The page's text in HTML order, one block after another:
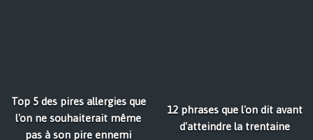
Top 5 des pires allergies que
l'on ne souhaiterait même
pas à son pire ennemi
12 phrases que l'on dit avant
d'atteindre la trentaine